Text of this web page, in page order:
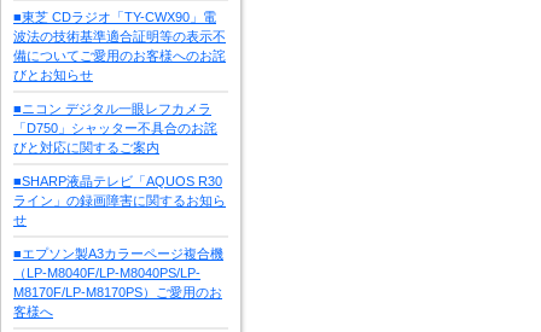
■東芝 CDラジオ「TY-CWX90」電
波法の技術基準適合証明等の表示不
備についてご愛用のお客様へのお詫
びとお知らせ
■ニコン デジタル一眼レフカメラ
「D750」シャッター不具合のお詫
びと対応に関するご案内
■SHARP液晶テレビ「AQUOS R30
ライン」の録画障害に関するお知ら
せ
■エプソン製A3カラーページ複合機
（LP-M8040F/LP-M8040PS/LP-
M8170F/LP-M8170PS）ご愛用のお
客様へ